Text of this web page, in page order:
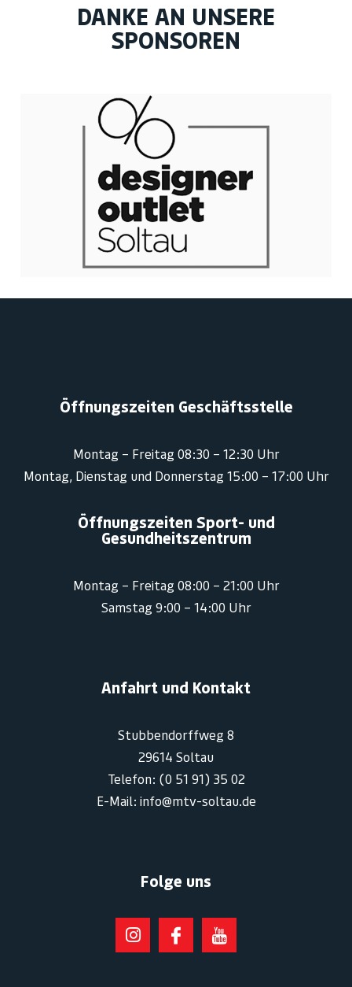
DANKE AN UNSERE
SPONSOREN
Öffnungszeiten Geschäftsstelle
Montag – Freitag 08:30 – 12:30 Uhr
Montag, Dienstag und Donnerstag 15:00 – 17:00 Uhr
Öffnungszeiten Sport- und
Gesundheitszentrum
Montag – Freitag 08:00 – 21:00 Uhr
Samstag 9:00 – 14:00 Uhr
Anfahrt und Kontakt
Stubbendorffweg 8
29614 Soltau
Telefon: (0 51 91) 35 02
E-Mail: info@mtv-soltau.de
Folge uns